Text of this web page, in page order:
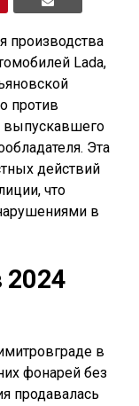
производства
Lada,
против
выпускавшего
Эта
действий
что
в
2024
в
фонарей без
продавалась